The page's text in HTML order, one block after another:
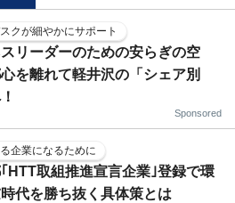
クが細やかにサポート
リーダーのための安らぎの空
を離れて軽井沢の「シェア別
Sponsored
企業になるために
HTT取組推進宣言企業｣登録で環
代を勝ち抜く具体策とは